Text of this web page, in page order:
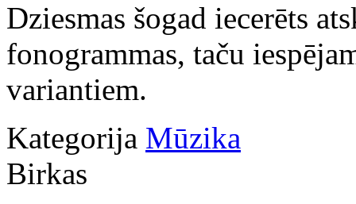
Dziesmas šogad iecerēts
fonogrammas, taču
variantiem.
Kategorija Mūzika
Birkas